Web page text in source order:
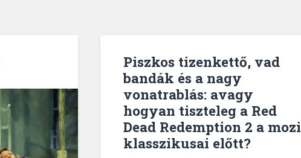
Piszkos tizenkettő, vad
bandák és a nagy
vonatrablás: avagy
hogyan tiszteleg a Red
Dead Redemption 2 a mozi
klasszikusai előtt?